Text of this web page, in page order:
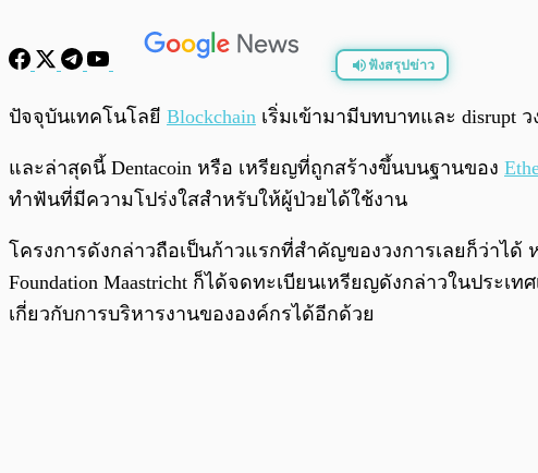
ฟังสรุปข่าว
พร้อมเล่น
ปัจจุบันเทคโนโลยี Blockchain เริ่มเข้ามามีบทบาทและ disrupt
และล่าสุดนี้ Dentacoin หรือ เหรียญที่ถูกสร้างขึ้นบนฐานของ
ทำฟันที่มีความโปร่งใสสำหรับให้ผู้ป่วยได้ใช้งาน
โครงการดังกล่าวถือเป็นก้าวแรกที่สำคัญของวงการเลยก็ว่าได้
Foundation Maastricht ก็ได้จดทะเบียนเหรียญดังกล่าวในปร
เกี่ยวกับการบริหารงานขององค์กรได้อีกด้วย